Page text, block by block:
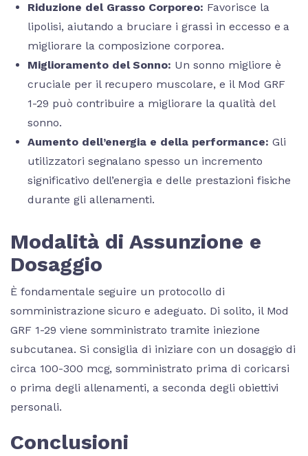
Riduzione del Grasso Corporeo: Favorisce la
lipolisi, aiutando a bruciare i grassi in eccesso e a
migliorare la composizione corporea.
Miglioramento del Sonno: Un sonno migliore è
cruciale per il recupero muscolare, e il Mod GRF
1-29 può contribuire a migliorare la qualità del
sonno.
Aumento dell’energia e della performance: Gli
utilizzatori segnalano spesso un incremento
significativo dell’energia e delle prestazioni fisiche
durante gli allenamenti.
Modalità di Assunzione e
Dosaggio
È fondamentale seguire un protocollo di
somministrazione sicuro e adeguato. Di solito, il Mod
GRF 1-29 viene somministrato tramite iniezione
subcutanea. Si consiglia di iniziare con un dosaggio di
circa 100-300 mcg, somministrato prima di coricarsi
o prima degli allenamenti, a seconda degli obiettivi
personali.
Conclusioni